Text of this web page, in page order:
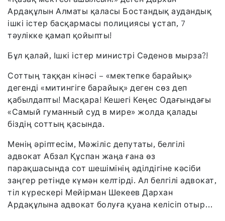
Ардақұлын Алматы қаласы Бостандық аудандық
ішкі істер басқармасы полициясы ұстап, 7
тәулікке қамап қойыпты!
Бұл қалай, Ішкі істер министрі Сәденов мырза?!
Соттың таққан кінәсі – «мектепке барайық»
дегенді «митингіге барайық» деген сөз деп
қабылдапты! Масқара! Кешегі Кеңес Одағындағы
«Самый гуманный суд в мире» жолда қалады
біздің соттың қасында.
Менің әріптесім, Мәжіліс депутаты, белгілі
адвокат Абзал Құспан жаңа ғана өз
парақшасында сот шешімінің әділдігіне кәсіби
заңгер ретінде күмән келтірді. Ал белгілі адвокат,
тіл күрескері Мейірман Шекеев Дархан
Ардақұлына адвокат болуға қуана келісіп отыр…